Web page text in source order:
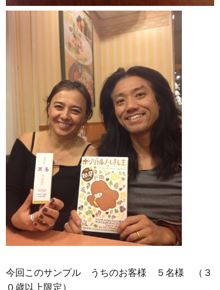
今回このサンプル うちのお客様 ５名様 （３
０歳以上限定）